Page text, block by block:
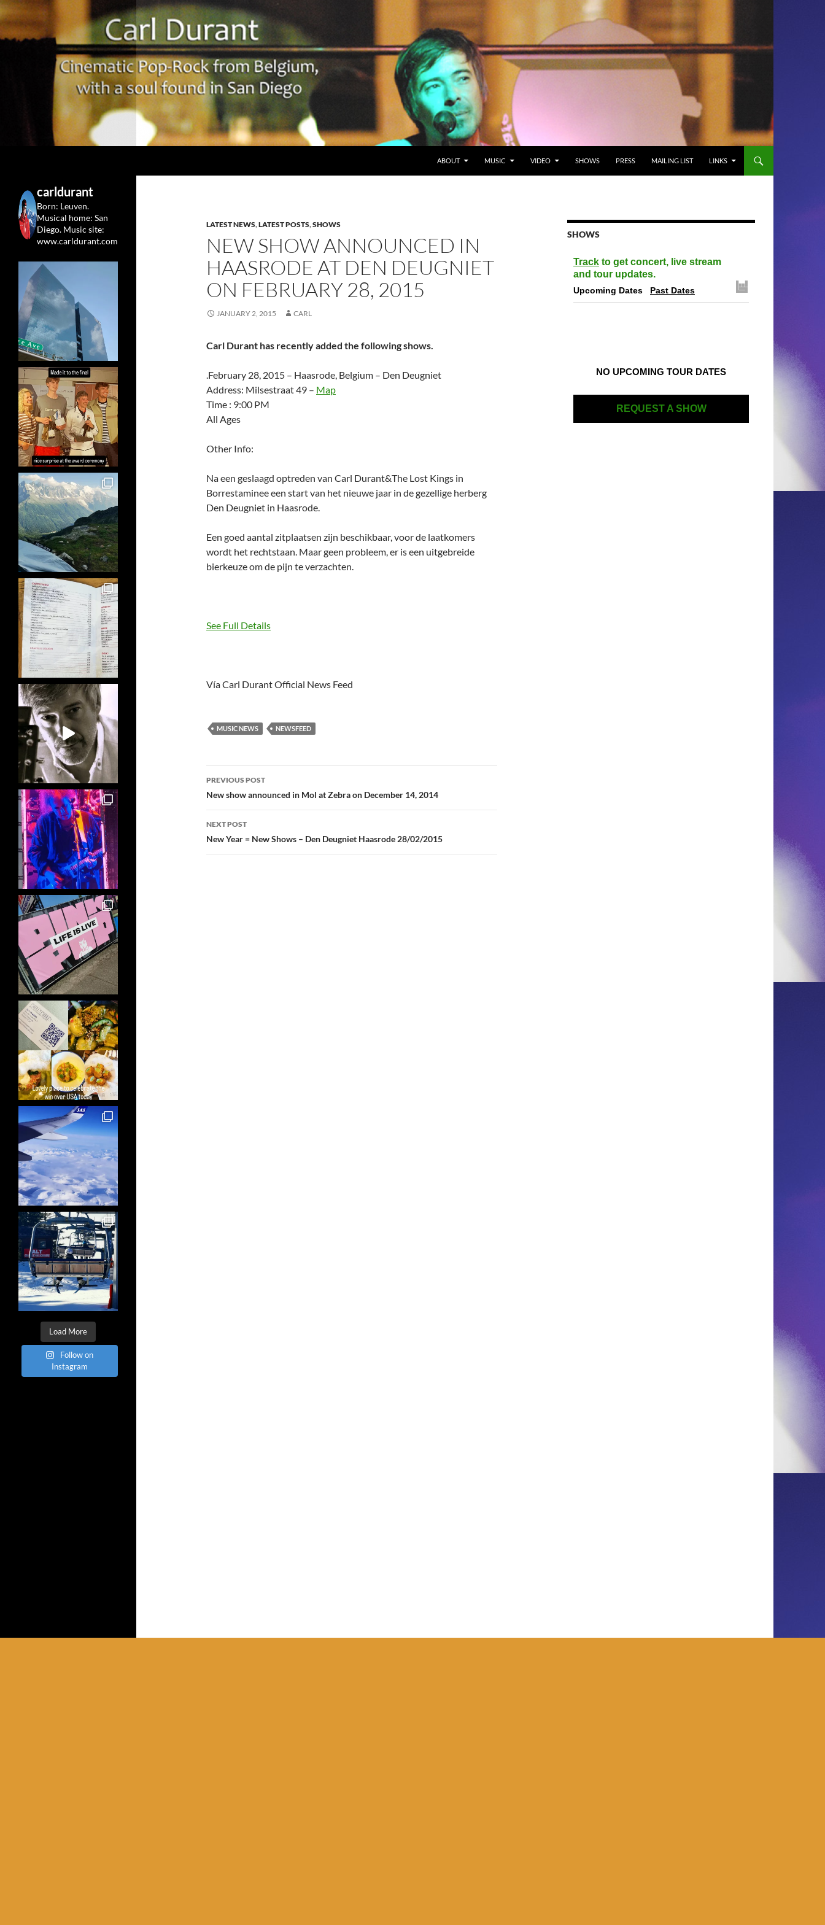
ABOUT
MUSIC VIDEO SHOWS PRESS MAILING LIST LINKS
LATEST NEWS,LATEST POSTS,SHOWS
NEW SHOW ANNOUNCED IN
HAASRODE AT DEN DEUGNIET
ON FEBRUARY 28, 2015
JANUARY 2, 2015 CARL
Carl Durant has recently added the following shows.
.February 28, 2015 – Haasrode, Belgium – Den Deugniet
Address: Milsestraat 49 – Map
Time : 9:00 PM
All Ages
Other Info:
Na een geslaagd optreden van Carl Durant&The Lost Kings in
Borrestaminee een start van het nieuwe jaar in de gezellige herberg
Den Deugniet in Haasrode.
Een goed aantal zitplaatsen zijn beschikbaar, voor de laatkomers
wordt het rechtstaan. Maar geen probleem, er is een uitgebreide
bierkeuze om de pijn te verzachten.
See Full Details
Vía Carl Durant Official News Feed
MUSIC NEWS NEWSFEED
Post
navigation
PREVIOUS POST
New show announced in Mol at Zebra on December 14, 2014
NEXT POST
New Year = New Shows – Den Deugniet Haasrode 28/02/2015
SHOWS
Track to get concert, live stream
and tour updates.
Upcoming Dates Past Dates
NO UPCOMING TOUR DATES
REQUEST A SHOW
Leuven&San Diego
carldurant
Born: Leuven.
Musical home: San
Diego. Music site:
www.carldurant.com
Load More
Follow on
Instagram